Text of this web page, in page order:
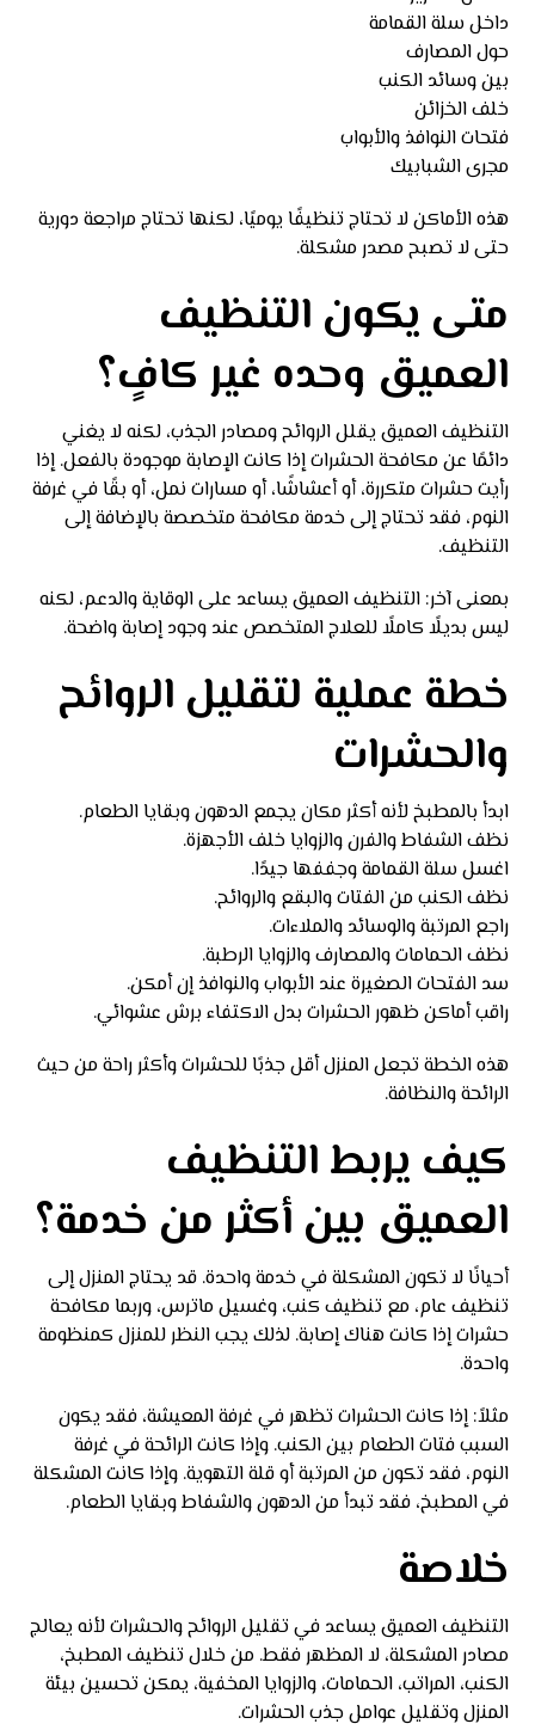
داخل سلة القمامة
حول المصارف
بين وسائد الكنب
خلف الخزائن
فتحات النوافذ والأبواب
مجرى الشبابيك
هذه الأماكن لا تحتاج تنظيفًا يوميًا، لكنها تحتاج مراجعة دورية
حتى لا تصبح مصدر مشكلة.
متى يكون التنظيف
العميق وحده غير كافٍ؟
التنظيف العميق يقلل الروائح ومصادر الجذب، لكنه لا يغني
دائمًا عن مكافحة الحشرات إذا كانت الإصابة موجودة بالفعل. إذا
رأيت حشرات متكررة، أو أعشاشًا، أو مسارات نمل، أو بقًا في غرفة
النوم، فقد تحتاج إلى خدمة مكافحة متخصصة بالإضافة إلى
التنظيف.
بمعنى آخر: التنظيف العميق يساعد على الوقاية والدعم، لكنه
ليس بديلًا كاملًا للعلاج المتخصص عند وجود إصابة واضحة.
خطة عملية لتقليل الروائح
والحشرات
ابدأ بالمطبخ لأنه أكثر مكان يجمع الدهون وبقايا الطعام.
نظف الشفاط والفرن والزوايا خلف الأجهزة.
اغسل سلة القمامة وجففها جيدًا.
نظف الكنب من الفتات والبقع والروائح.
راجع المرتبة والوسائد والملاءات.
نظف الحمامات والمصارف والزوايا الرطبة.
سد الفتحات الصغيرة عند الأبواب والنوافذ إن أمكن.
راقب أماكن ظهور الحشرات بدل الاكتفاء برش عشوائي.
هذه الخطة تجعل المنزل أقل جذبًا للحشرات وأكثر راحة من حيث
الرائحة والنظافة.
كيف يربط التنظيف
العميق بين أكثر من خدمة؟
أحيانًا لا تكون المشكلة في خدمة واحدة. قد يحتاج المنزل إلى
تنظيف عام، مع تنظيف كنب، وغسيل ماترس، وربما مكافحة
حشرات إذا كانت هناك إصابة. لذلك يجب النظر للمنزل كمنظومة
واحدة.
مثلاً: إذا كانت الحشرات تظهر في غرفة المعيشة، فقد يكون
السبب فتات الطعام بين الكنب. وإذا كانت الرائحة في غرفة
النوم، فقد تكون من المرتبة أو قلة التهوية. وإذا كانت المشكلة
في المطبخ، فقد تبدأ من الدهون والشفاط وبقايا الطعام.
خلاصة
التنظيف العميق يساعد في تقليل الروائح والحشرات لأنه يعالج
مصادر المشكلة، لا المظهر فقط. من خلال تنظيف المطبخ،
الكنب، المراتب، الحمامات، والزوايا المخفية، يمكن تحسين بيئة
المنزل وتقليل عوامل جذب الحشرات.